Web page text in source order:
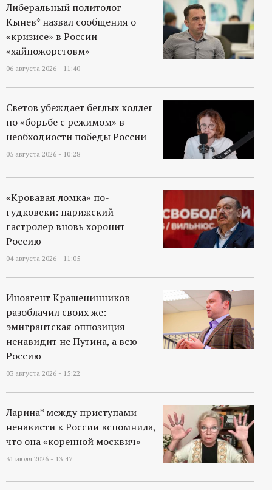
Либеральный политолог
Кынев* назвал сообщения о
«кризисе» в России
«хайпожорстовм»
06 августа 2026 - 11:40
Светов убеждает беглых коллег
по «борьбе с режимом» в
необходиости победы России
05 августа 2026 - 10:28
«Кровавая ломка» по-
гудковски: парижский
гастролер вновь хоронит
Россию
04 августа 2026 - 11:05
Иноагент Крашенинников
разоблачил своих же:
эмигрантская оппозиция
ненавидит не Путина, а всю
Россию
03 августа 2026 - 15:22
Ларина* между приступами
ненависти к России вспомнила,
что она «коренной москвич»
31 июля 2026 - 13:47